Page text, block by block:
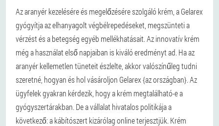
Az aranyér kezelésére és megelőzésére szolgáló krém, a Gelarex
gyógyítja az elhanyagolt végbélrepedéseket, megszünteti a
vérzést és a betegség egyéb mellékhatásait. Az innovatív krém
még a használat első napjaiban is kiváló eredményt ad. Ha az
aranyér kellemetlen tüneteit észlelte, akkor valószínűleg tudni
szeretné, hogyan és hol vásároljon Gelarex {az országban}. Az
ügyfelek gyakran kérdezik, hogy a krém megtalálható-e a
gyógyszertárakban. De a vállalat hivatalos politikája a
következő: a kábítószert kizárólag online terjesztjük. Krém